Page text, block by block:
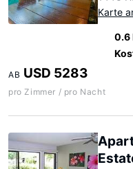
Karte
0.6
AB USD 5283
pro Zimmer / pro Nacht